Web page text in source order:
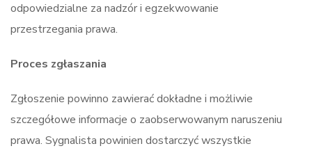
odpowiedzialne za nadzór i egzekwowanie
przestrzegania prawa.
Proces zgłaszania
Zgłoszenie powinno zawierać dokładne i możliwie
szczegółowe informacje o zaobserwowanym naruszeniu
prawa. Sygnalista powinien dostarczyć wszystkie